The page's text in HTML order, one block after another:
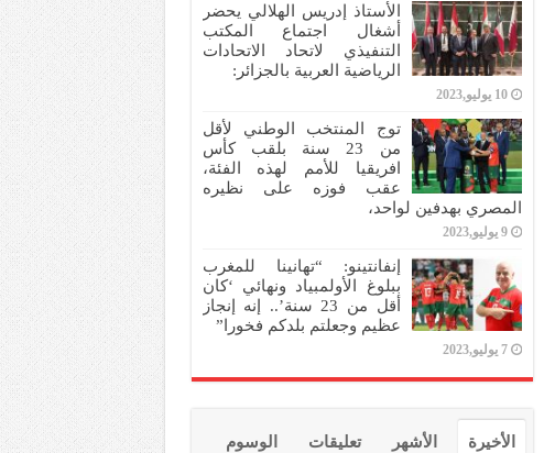
الأستاذ إدريس الهلالي يحضر
أشغال اجتماع المكتب
التنفيذي لاتحاد الاتحادات
الرياضية العربية بالجزائر:
10 يوليو,2023
توج المنتخب الوطني لأقل
من 23 سنة بلقب كأس
افريقيا للأمم لهذه الفئة،
عقب فوزه على نظيره
المصري بهدفين لواحد،
9 يوليو,2023
إنفانتينو: “تهانينا للمغرب
ببلوغ الأولمبياد ونهائي ‘كان
أقل من 23 سنة’.. إنه إنجاز
عظيم وجعلتم بلدكم فخورا”
7 يوليو,2023
الأخيرة الأشهر تعليقات الوسوم